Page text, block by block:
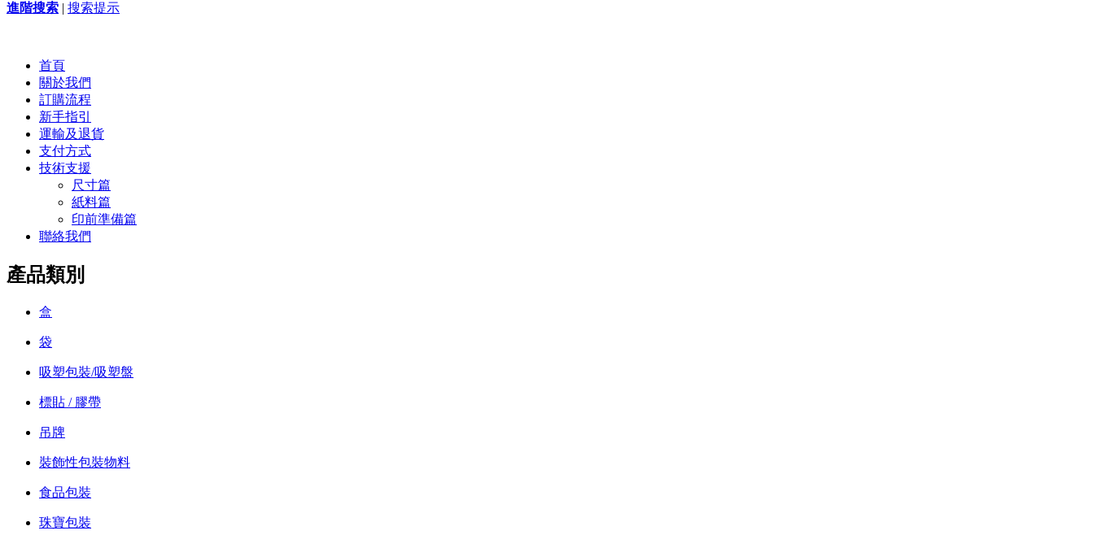
進階搜索 | 搜索提示
首頁
關於我們
訂購流程
新手指引
運輸及退貨
支付方式
技術支援
尺寸篇
紙料篇
印前準備篇
聯絡我們
產品類別
盒
袋
吸塑包裝/吸塑盤
標貼 / 膠帶
吊牌
裝飾性包裝物料
食品包裝
珠寶包裝